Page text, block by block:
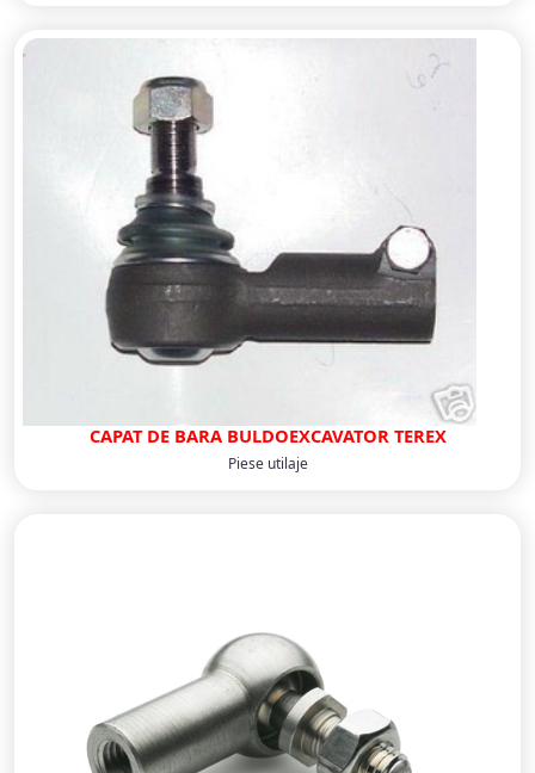
CAPAT DE BARA BULDOEXCAVATOR TEREX
Piese utilaje